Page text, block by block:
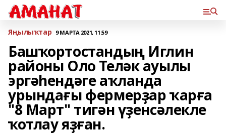
Яңылыҡтар 9 МАРТА 2021, 11:59
Башҡортостандың Иглин
районы Оло Теләк ауылы
эргәһендәге аҡланда
урындағы фермерҙар ҡарға
"8 Март" тигән үҙенсәлекле
ҡотлау яҙған.